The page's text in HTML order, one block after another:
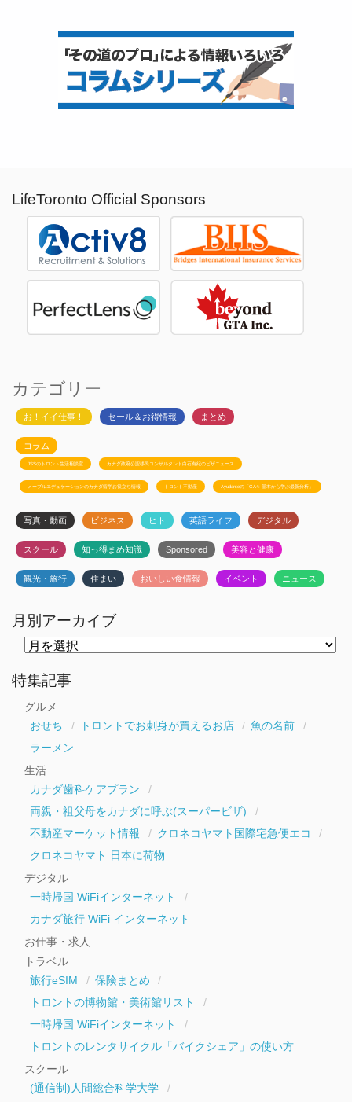
LifeToronto Official Sponsors
カテゴリー
お！イイ仕事！ セール＆お得情報 まとめ
コラム
JSSのトロント生活相談室 カナダ政府公認移民コンサルタント白石有紀のビザニュース
メープルエデュケーションのカナダ留学お役立ち情報 トロント不動産 Ayudanteの「GA4: 基本から学ぶ最新分析」
写真・動画 ビジネス ヒト 英語ライフ デジタル
スクール 知っ得まめ知識 Sponsored 美容と健康
観光・旅行 住まい おいしい食情報 イベント ニュース
月別アーカイブ
ー
カ
特集記事
グルメ
おせち
トロントでお刺身が買えるお店
魚の名前
ラーメン
生活
カナダ歯科ケアプラン
両親・祖父母をカナダに呼ぶ(スーパービザ)
不動産マーケット情報
クロネコヤマト国際宅急便エコ
クロネコヤマト 日本に荷物
デジタル
一時帰国 WiFiインターネット
カナダ旅行 WiFi インターネット
お仕事・求人
トラベル
旅行eSIM
保険まとめ
トロントの博物館・美術館リスト
一時帰国 WiFiインターネット
トロントのレンタサイクル「バイクシェア」の使い方
スクール
(通信制)人間総合科学大学